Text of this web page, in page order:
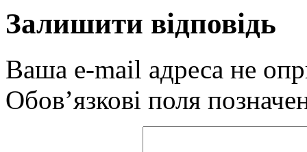
Залишити відповідь
Ваша e-mail адреса не
Обов’язкові поля